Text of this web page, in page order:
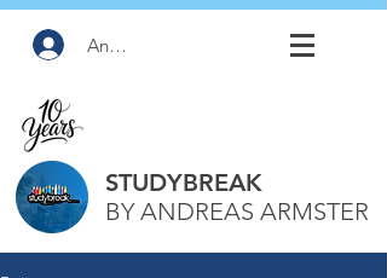
Anmelden
STUDYBREAK
BY ANDREAS ARMSTER